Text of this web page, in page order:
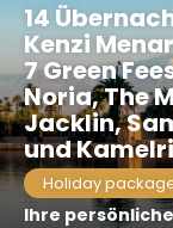
14
Kenzi
7 Green
Noria, The
Jacklin,
und
Holiday
Ihre